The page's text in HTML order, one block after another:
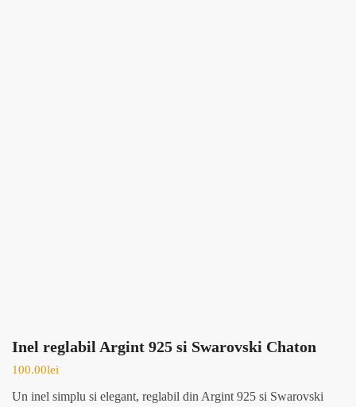
Inel reglabil Argint 925 si Swarovski Chaton
100.00lei
Un inel simplu si elegant, reglabil din Argint 925 si Swarovski